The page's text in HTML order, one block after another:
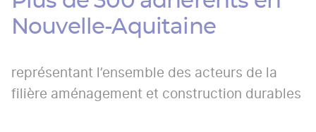
Nouvelle-Aquitaine
représentant l’ensemble des acteurs de la
filière aménagement et construction durables